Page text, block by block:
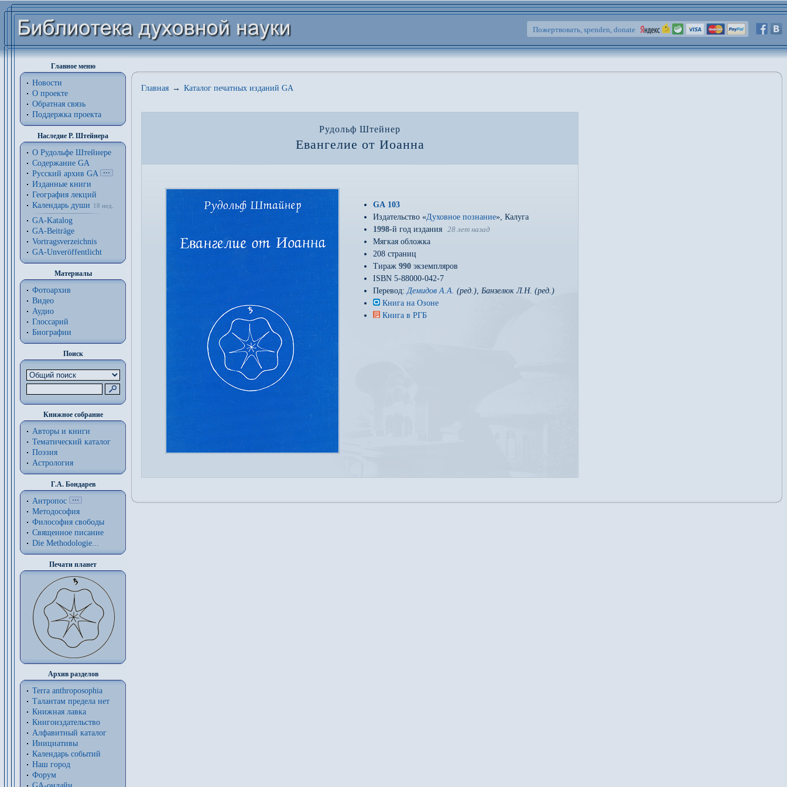
Пожертвовать, spenden, donate
Главное меню
Новости
О проекте
Обратная связь
Поддержка проекта
Наследие Р. Штейнера
О Рудольфе Штейнере
Содержание GA
Русский архив GA
Изданные книги
География лекций
Календарь души
18 нед.
GA-Katalog
GA-Beiträge
Vortragsverzeichnis
GA-Unveröffentlicht
Материалы
Фотоархив
Видео
Аудио
Глоссарий
Биографии
Поиск
Книжное собрание
Авторы и книги
Тематический каталог
Поэзия
Астрология
Г.А. Бондарев
Антропос
Методософия
Философия cвободы
Священное писание
Die Methodologie...
Печати планет
Архив разделов
Terra anthroposophia
Талантам предела нет
Книжная лавка
Книгоиздательство
Алфавитный каталог
Инициативы
Календарь событий
Наш город
Форум
Главная → Каталог печатных изданий GA
Рудольф Штейнер
Евангелие от Иоанна
GA 103
Издательство «Духовное познание», Калуга
1998-й год издания 28 лет назад
Мягкая обложка
208 страниц
Тираж 990 экземпляров
ISBN 5-88000-042-7
Перевод:Демидов А.А. (ред.), Банзелюк Л.Н. (ред.)
Книга на Озоне
Книга в РГБ